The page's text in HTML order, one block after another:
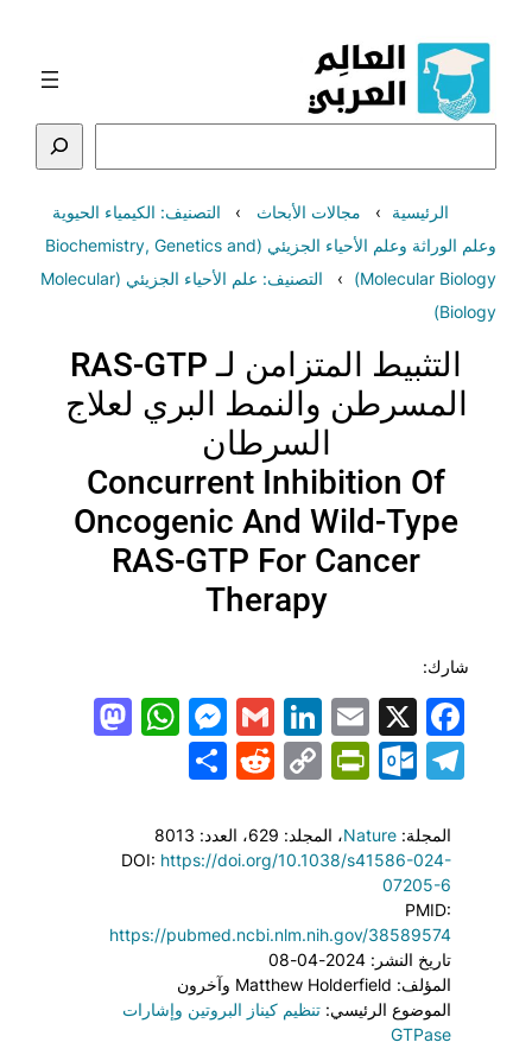
المحتوى
الرئيسية مجالات الأبحاث
التصنيف: الكيمياء الحيوية
وعلم الوراثة وعلم الأحياء الجزيئي (Biochemistry, Genetics and
Molecular Biology)
التصنيف: علم الأحياء الجزيئي (Molecular
Biology)
التثبيط المتزامن لـ RAS-GTP
المسرطن والنمط البري لعلاج
السرطان
Concurrent Inhibition Of
Oncogenic And Wild-Type
RAS-GTP For Cancer
Therapy
شارك:
Facebook
X
Email
LinkedIn
Gmail
Telegram
Outlook.com
PrintFriendly
Copy
Reddit
Share
المجلة: Nature، المجلد: 629
، العدد: 8013
DOI: https://doi.org/10.1038/s41586-024-
07205-6
PMID:
https://pubmed.ncbi.nlm.nih.gov/38589574
تاريخ النشر: 2024-04-08
المؤلف: Matthew Holderfield وآخرون
الموضوع الرئيسي: تنظيم كيناز البروتين وإشارات
GTPase